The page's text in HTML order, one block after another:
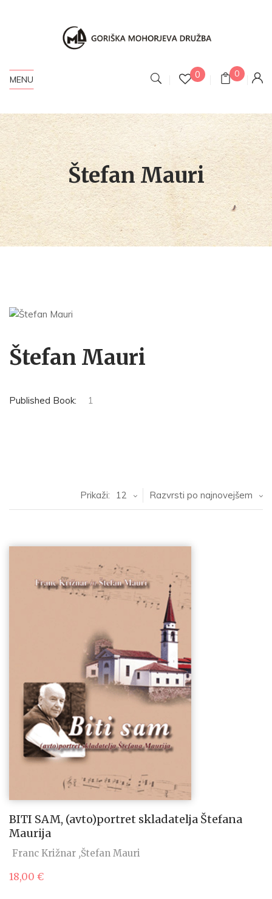
MENU 0 0
Štefan Mauri
Štefan Mauri
Published Book: 1
Razvrsti po najnovejšem
Prikaži: 12
BITI SAM, (avto)portret skladatelja Štefana
Maurija
Franc Križnar Štefan Mauri
18,00 €